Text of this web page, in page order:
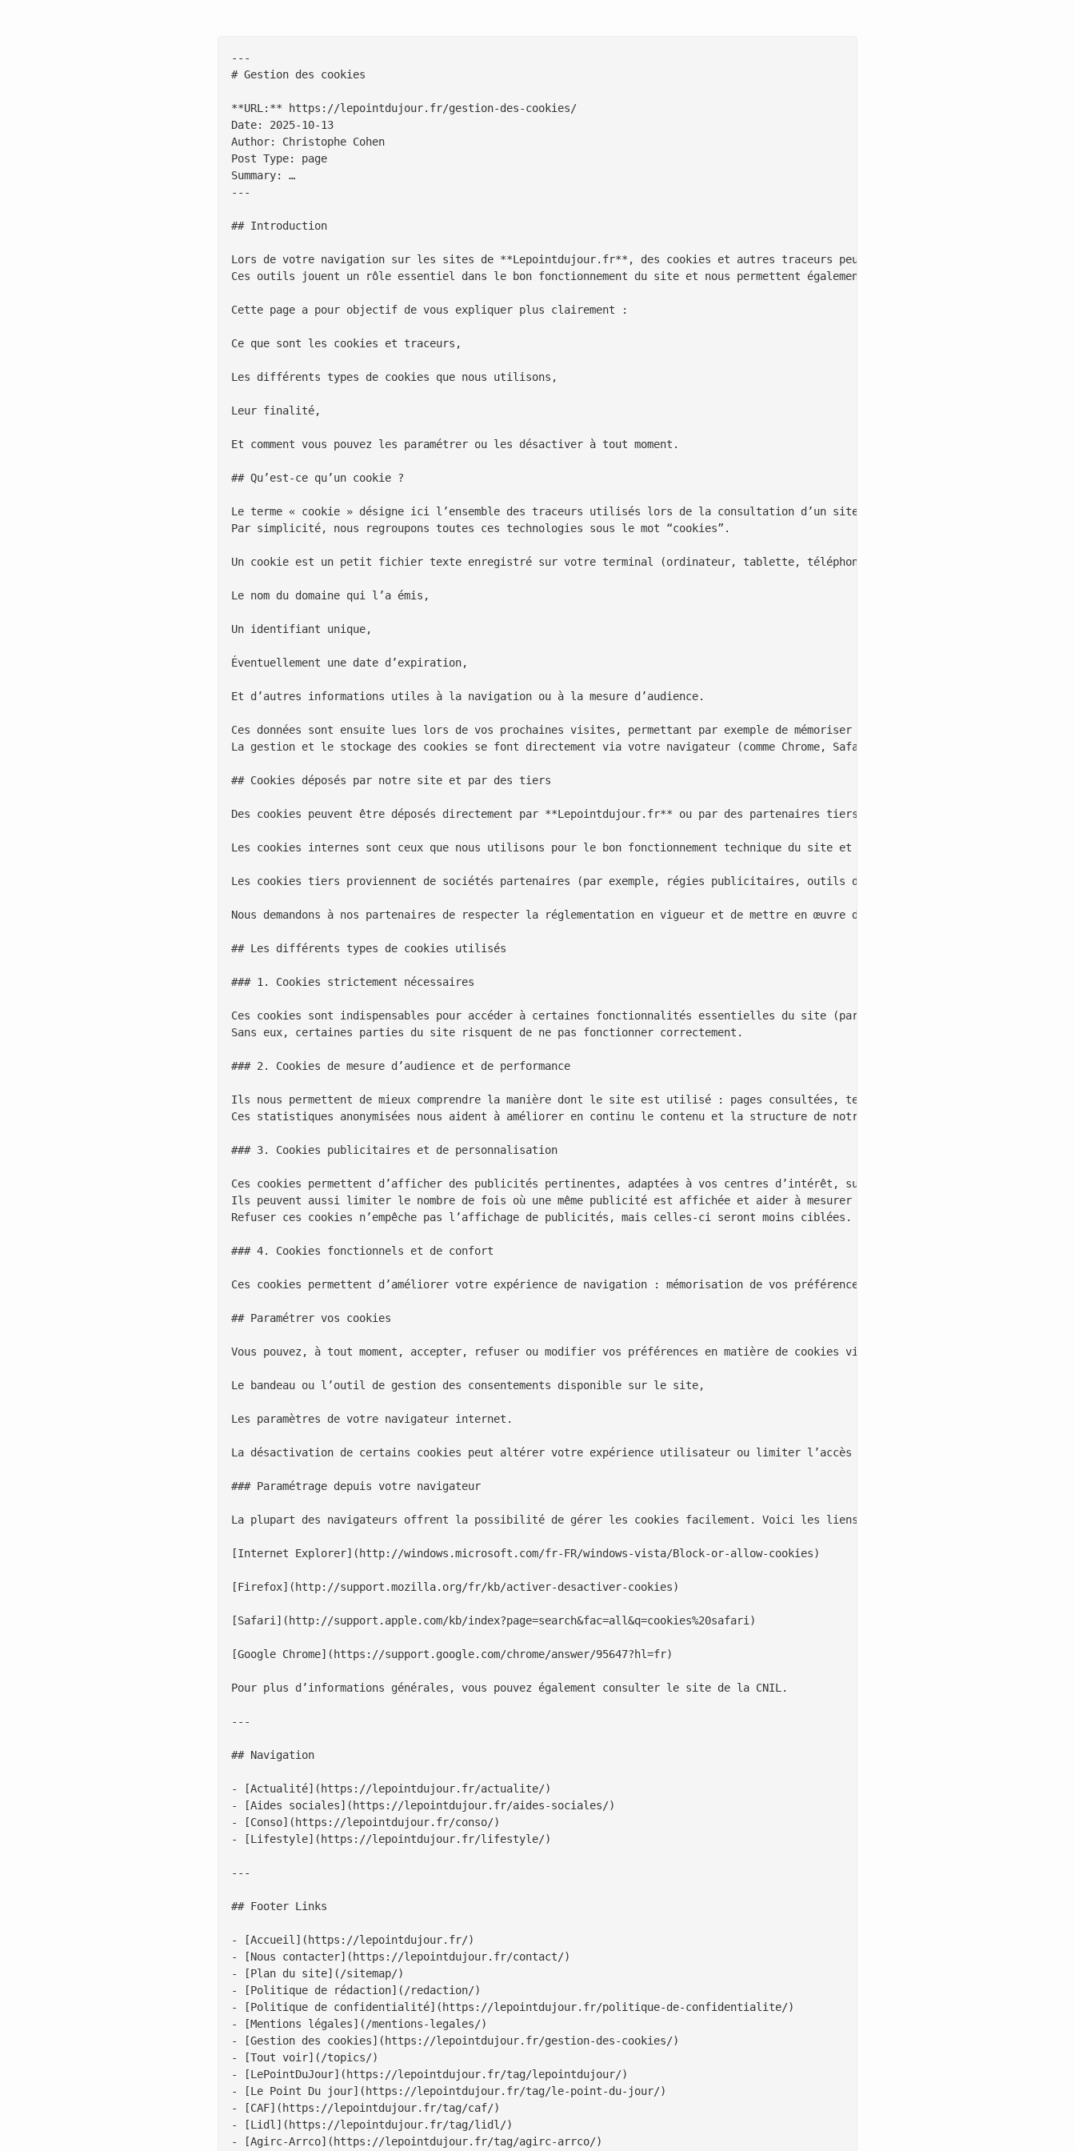
---
# Gestion des cookies
**URL:** https://lepointdujour.fr/gestion-des-cookies/
Date: 2025-10-13
Author: Christophe Cohen
Post Type: page
Summary: …
---
## Introduction
Lors de votre navigation sur les sites de **Lepointdujour.fr**, des cookies et autres traceurs peuvent être installés sur votre
Ces outils jouent un rôle essentiel dans le bon fonctionnement du site et nous permettent également de mieux comprendre vos
Cette page a pour objectif de vous expliquer plus clairement :
Ce que sont les cookies et traceurs,
Les différents types de cookies que nous utilisons,
Leur finalité,
Et comment vous pouvez les paramétrer ou les désactiver à tout moment.
## Qu’est-ce qu’un cookie ?
Le terme « cookie » désigne ici l’ensemble des traceurs utilisés lors de la consultation d’un site internet ou d’une application
Par simplicité, nous regroupons toutes ces technologies sous le mot “cookies”.
Un cookie est un petit fichier texte enregistré sur votre terminal (ordinateur, tablette, téléphone…) par le serveur du site ou
Le nom du domaine qui l’a émis,
Un identifiant unique,
Éventuellement une date d’expiration,
Et d’autres informations utiles à la navigation ou à la mesure d’audience.
Ces données sont ensuite lues lors de vos prochaines visites, permettant par exemple de mémoriser vos préférences ou d’analyser
La gestion et le stockage des cookies se font directement via votre navigateur (comme Chrome, Safari, Firefox, Edge, etc.).
## Cookies déposés par notre site et par des tiers
Des cookies peuvent être déposés directement par **Lepointdujour.fr** ou par des partenaires tiers.
Les cookies internes sont ceux que nous utilisons pour le bon fonctionnement technique du site et pour améliorer votre expérience
Les cookies tiers proviennent de sociétés partenaires (par exemple, régies publicitaires, outils d’analyse, réseaux sociaux).
Nous demandons à nos partenaires de respecter la réglementation en vigueur et de mettre en œuvre des mesures adaptées pour
## Les différents types de cookies utilisés
### 1. Cookies strictement nécessaires
Ces cookies sont indispensables pour accéder à certaines fonctionnalités essentielles du site (par exemple : gestion de session,
Sans eux, certaines parties du site risquent de ne pas fonctionner correctement.
### 2. Cookies de mesure d’audience et de performance
Ils nous permettent de mieux comprendre la manière dont le site est utilisé : pages consultées, temps passé, nombre de visiteurs,
Ces statistiques anonymisées nous aident à améliorer en continu le contenu et la structure de notre site. Ils peuvent être gérés
### 3. Cookies publicitaires et de personnalisation
Ces cookies permettent d’afficher des publicités pertinentes, adaptées à vos centres d’intérêt, sur notre site ou ailleurs sur
Ils peuvent aussi limiter le nombre de fois où une même publicité est affichée et aider à mesurer l’efficacité des campagnes
Refuser ces cookies n’empêche pas l’affichage de publicités, mais celles-ci seront moins ciblées.
### 4. Cookies fonctionnels et de confort
Ces cookies permettent d’améliorer votre expérience de navigation : mémorisation de vos préférences (langue, région…),
## Paramétrer vos cookies
Vous pouvez, à tout moment, accepter, refuser ou modifier vos préférences en matière de cookies via :
Le bandeau ou l’outil de gestion des consentements disponible sur le site,
Les paramètres de votre navigateur internet.
La désactivation de certains cookies peut altérer votre expérience utilisateur ou limiter l’accès à certaines fonctionnalités.
### Paramétrage depuis votre navigateur
La plupart des navigateurs offrent la possibilité de gérer les cookies facilement. Voici les liens vers les guides officiels :
[Internet Explorer](http://windows.microsoft.com/fr-FR/windows-vista/Block-or-allow-cookies)
[Firefox](http://support.mozilla.org/fr/kb/activer-desactiver-cookies)
[Safari](http://support.apple.com/kb/index?page=search&fac=all&q=cookies%20safari)
[Google Chrome](https://support.google.com/chrome/answer/95647?hl=fr)
Pour plus d’informations générales, vous pouvez également consulter le site de la CNIL.
---
## Navigation
- [Actualité](https://lepointdujour.fr/actualite/)
- [Aides sociales](https://lepointdujour.fr/aides-sociales/)
- [Conso](https://lepointdujour.fr/conso/)
- [Lifestyle](https://lepointdujour.fr/lifestyle/)
---
## Footer Links
- [Accueil](https://lepointdujour.fr/)
- [Nous contacter](https://lepointdujour.fr/contact/)
- [Plan du site](/sitemap/)
- [Politique de rédaction](/redaction/)
- [Politique de confidentialité](https://lepointdujour.fr/politique-de-confidentialite/)
- [Mentions légales](/mentions-legales/)
- [Gestion des cookies](https://lepointdujour.fr/gestion-des-cookies/)
- [Tout voir](/topics/)
- [LePointDuJour](https://lepointdujour.fr/tag/lepointdujour/)
- [Le Point Du jour](https://lepointdujour.fr/tag/le-point-du-jour/)
- [CAF](https://lepointdujour.fr/tag/caf/)
- [Lidl](https://lepointdujour.fr/tag/lidl/)
- [Agirc-Arrco](https://lepointdujour.fr/tag/agirc-arrco/)